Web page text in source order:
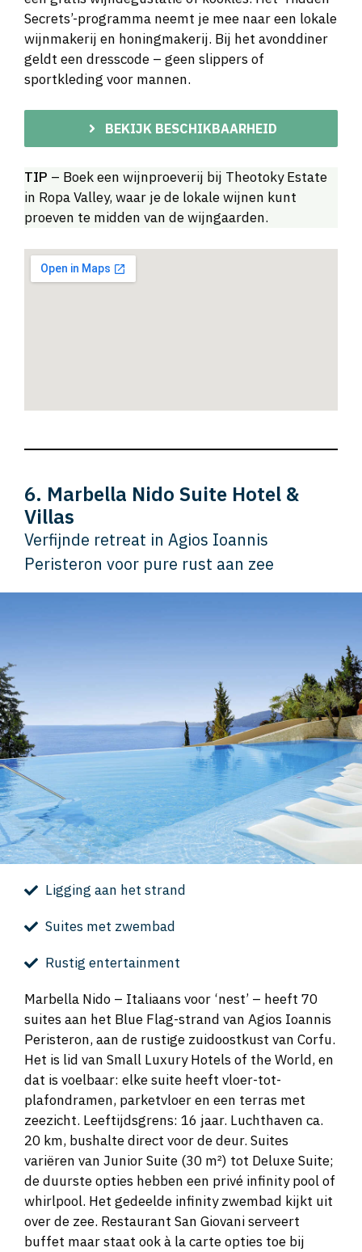
Secrets’-programma neemt je mee naar een lokale
wijnmakerij en honingmakerij. Bij het avonddiner
geldt een dresscode – geen slippers of
sportkleding voor mannen.
BEKIJK BESCHIKBAARHEID
TIP – Boek een wijnproeverij bij Theotoky Estate
in Ropa Valley, waar je de lokale wijnen kunt
proeven te midden van de wijngaarden.
6. Marbella Nido Suite Hotel &
Villas
Verfijnde retreat in Agios Ioannis
Peristeron voor pure rust aan zee
Ligging aan het strand
Suites met zwembad
Rustig entertainment
Marbella Nido – Italiaans voor ‘nest’ – heeft 70
suites aan het Blue Flag-strand van Agios Ioannis
Peristeron, aan de rustige zuidoostkust van Corfu.
Het is lid van Small Luxury Hotels of the World, en
dat is voelbaar: elke suite heeft vloer-tot-
plafondramen, parketvloer en een terras met
zeezicht. Leeftijdsgrens: 16 jaar. Luchthaven ca.
20 km, bushalte direct voor de deur. Suites
variëren van Junior Suite (30 m²) tot Deluxe Suite;
de duurste opties hebben een privé infinity pool of
whirlpool. Het gedeelde infinity zwembad kijkt uit
over de zee. Restaurant San Giovani serveert
buffet maar staat ook à la carte opties toe bij